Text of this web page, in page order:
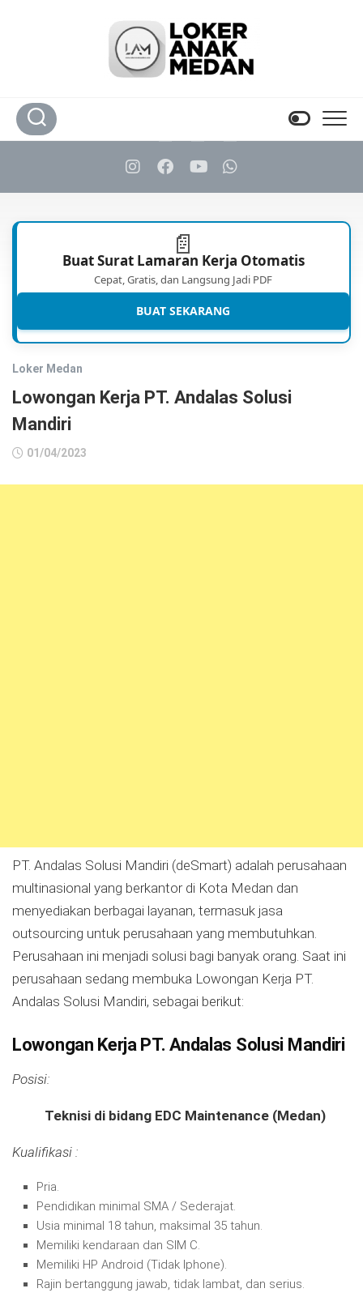
📄
Buat Surat Lamaran Kerja Otomatis
Cepat, Gratis, dan Langsung Jadi PDF
BUAT SEKARANG
Loker Medan
Lowongan Kerja PT. Andalas Solusi
Mandiri
01/04/2023
PT. Andalas Solusi Mandiri (deSmart) adalah perusahaan
multinasional yang berkantor di Kota Medan dan
menyediakan berbagai layanan, termasuk jasa
outsourcing untuk perusahaan yang membutuhkan.
Perusahaan ini menjadi solusi bagi banyak orang. Saat ini
perusahaan sedang membuka Lowongan Kerja PT.
Andalas Solusi Mandiri, sebagai berikut:
Lowongan Kerja PT. Andalas Solusi Mandiri
Posisi:
Teknisi di bidang EDC Maintenance (Medan)
Kualifikasi :
Pria.
Pendidikan minimal SMA / Sederajat.
Usia minimal 18 tahun, maksimal 35 tahun.
Memiliki kendaraan dan SIM C.
Memiliki HP Android (Tidak Iphone).
Rajin bertanggung jawab, tidak lambat, dan serius.